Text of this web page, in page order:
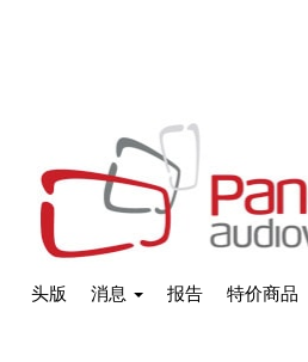
头版 消息 报告 特价商品